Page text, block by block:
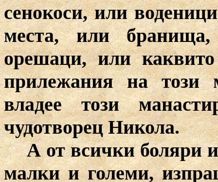
сенокоси, или
места, или
орешаци, или
прилежания на този
владее този
чудотворец Никола.
А от всички боляри
малки и големи,